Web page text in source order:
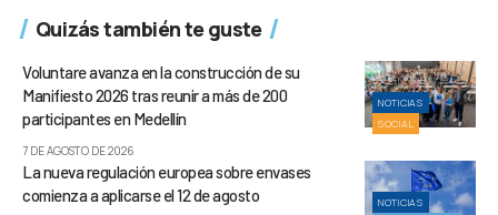
Quizás también te guste
NOTICIAS
SOCIAL
Voluntare avanza en la construcción de su
Manifiesto 2026 tras reunir a más de 200
participantes en Medellín
7 DE AGOSTO DE 2026
NOTICIAS
La nueva regulación europea sobre envases
comienza a aplicarse el 12 de agosto